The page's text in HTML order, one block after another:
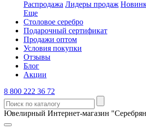
Распродажа Лидеры продаж
Еще
Столовое серебро
Подарочный сертификат
Продажи оптом
Условия покупки
Отзывы
Блог
Акции
8 800 222 36 72
Ювелирный Интернет-магазин